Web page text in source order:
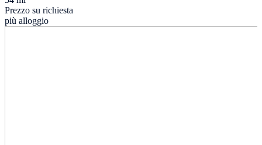
Prezzo su richiesta
più alloggio